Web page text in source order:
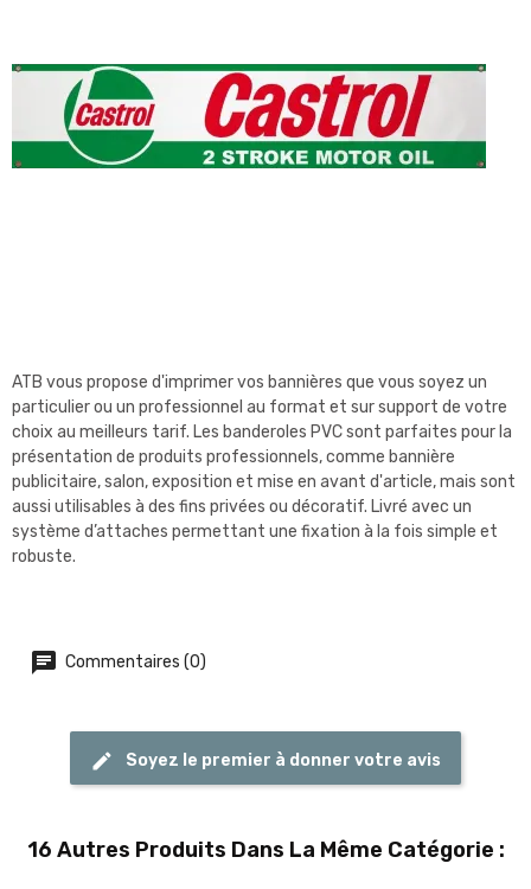
ATB vous propose d'imprimer vos bannières que vous soyez un
particulier ou un professionnel au format et sur support de votre
choix au meilleurs tarif. Les banderoles PVC sont parfaites pour la
présentation de produits professionnels, comme bannière
publicitaire, salon, exposition et mise en avant d'article, mais sont
aussi utilisables à des fins privées ou décoratif. Livré avec un
système d’attaches permettant une fixation à la fois simple et
robuste.
Commentaires (0)
Soyez le premier à donner votre avis
16 Autres Produits Dans La Même Catégorie :